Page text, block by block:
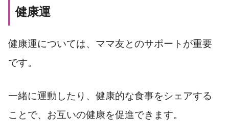
健康運
健康運については、ママ友とのサポートが重要
です。
一緒に運動したり、健康的な食事をシェアする
ことで、お互いの健康を促進できます。